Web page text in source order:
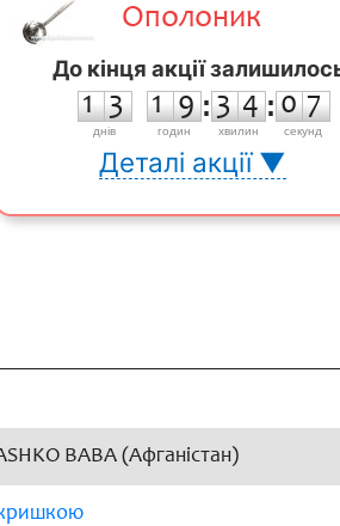
Ополоник
До кінця акції
1
1
3
3
днiв
1
1
9
9
годин
:
3
3
4
4
хвилин
:
0
0
6
7
секунд
Деталі акції ▼
BABA (Афганістан)